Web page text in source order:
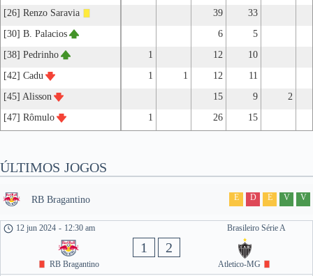
[26] Renzo Saravia
39
33
[30] B. Palacios
6
5
[38] Pedrinho
1 12
10
[42] Cadu
1 1 12
11
[45] Alisson
15 9
2
[47] Rômulo
1 26 15
ÚLTIMOS JOGOS
RB Bragantino E D E V V
Brasileiro Série A
12 jun 2024 - 12:30 am
RB Bragantino
1 2
Atletico-MG